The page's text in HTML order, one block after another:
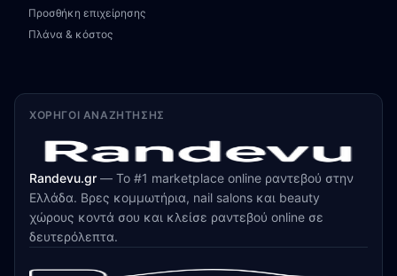
Προσθήκη επιχείρησης
Πλάνα & κόστος
ΧΟΡΗΓΟΊ ΑΝΑΖΉΤΗΣΗΣ
Randevu.gr — Το #1 marketplace online ραντεβού στην
Ελλάδα. Βρες κομμωτήρια, nail salons και beauty
χώρους κοντά σου και κλείσε ραντεβού online σε
δευτερόλεπτα.